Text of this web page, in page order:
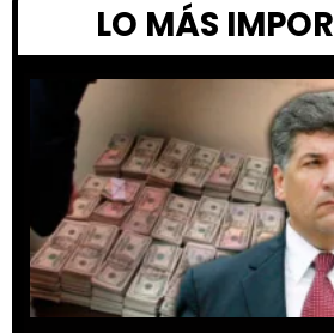
LO MÁS